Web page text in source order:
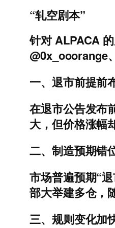
“轧空剧本”
针对 ALPACA
@0x_ooorange
一、退市前提前
在退市公告发布
大，但价格涨幅
二、制造预期错
市场普遍预期“
部大举建多仓，
三、规则变化加